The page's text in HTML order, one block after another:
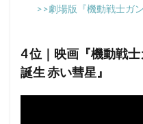
>>劇場版『機動戦士ガ
4 位｜映画『機動戦
誕生 赤い彗星』